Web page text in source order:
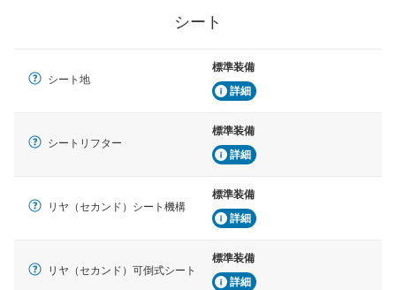
シート
シート地
標準装備
詳細
シートリフター
標準装備
詳細
リヤ（セカンド）シート機構
標準装備
詳細
リヤ（セカンド）可倒式シート
標準装備
詳細